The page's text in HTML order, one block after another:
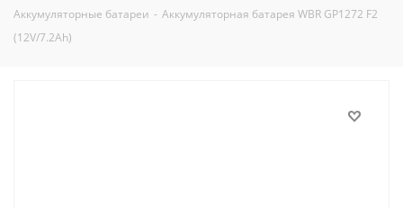
Аккумуляторные батареи - Аккумуляторная батарея WBR GP1272 F2
(12V/7.2Ah)